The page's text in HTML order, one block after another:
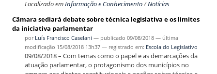
Localizado emInformação e Conhecimento/Notícias
Câmara sediará debate sobre técnica legislativa e os limites
da iniciativa parlamentar
por Luís Francisco Caselani — publicado 09/08/2018 — última
modificação 15/08/2018 13h37 — registrado em: Escola do Legislativo
09/08/2018 – Com temas como o papel e as demarcações da
atuação parlamentar, o protagonismo dos municípios no